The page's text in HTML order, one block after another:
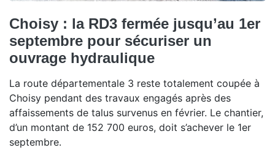
Choisy : la RD3 fermée jusqu’au 1er
septembre pour sécuriser un
ouvrage hydraulique
La route départementale 3 reste totalement coupée à
Choisy pendant des travaux engagés après des
affaissements de talus survenus en février. Le chantier,
d’un montant de 152 700 euros, doit s’achever le 1er
septembre.